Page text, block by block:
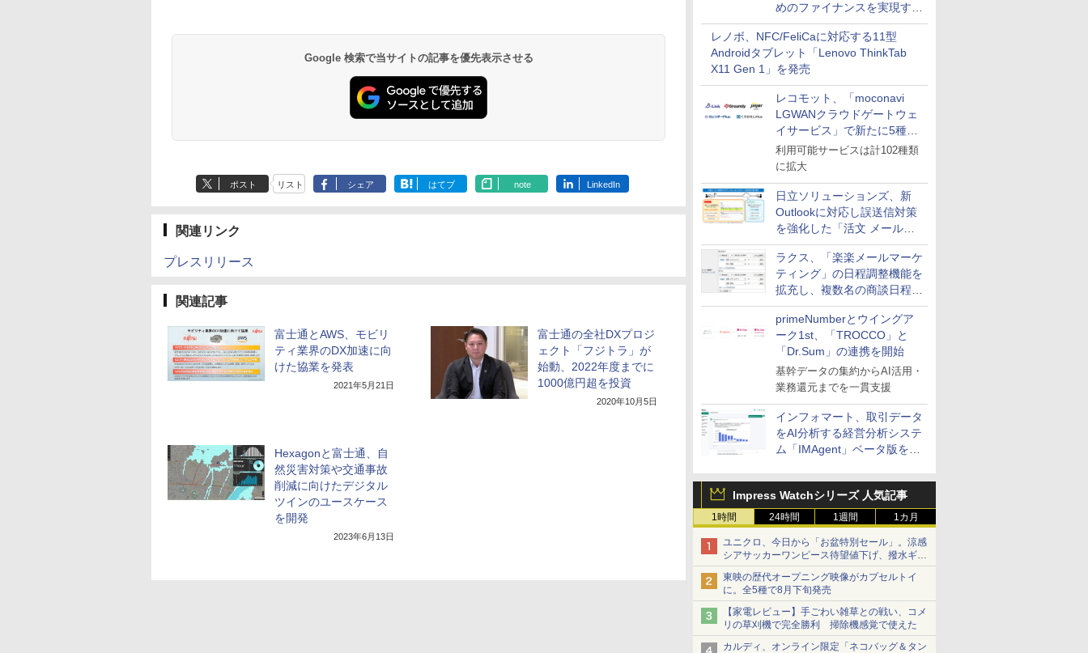
めのファイナンスを実現する
業務設計とマインドセット変
革
レノボ、NFC/FeliCaに対応する11型
Androidタブレット「Lenovo ThinkTab
X11 Gen 1」を発売
レコモット、「moconavi
LGWANクラウドゲートウェ
イサービス」で新たに5種類
のサービスと連携開始
利用可能サービスは計102種類
に拡大
日立ソリューションズ、新
Outlookに対応し誤送信対策
を強化した「活文 メール誤
送信防止アドインサービス」
を提供
ラクス、「楽楽メールマーケ
ティング」の日程調整機能を
拡充し、複数名の商談日程調
整を効率化
primeNumberとウイングア
ーク1st、「TROCCO」と
「Dr.Sum」の連携を開始
基幹データの集約からAI活用・
業務還元までを一貫支援
インフォマート、取引データ
をAI分析する経営分析システ
ム「IMAgent」ベータ版を提
Impress Watchシリーズ 人気記事
1時間 24時間 1週間 1カ月
ユニクロ、今日から「お盆特別セール」。涼感
シアサッカーワンピース待望値下げ、撥水ギア
ショーツは1990円に
東映の歴代オープニング映像がカプセルトイ
に。全5種で8月下旬発売
【家電レビュー】手ごわい雑草との戦い、コメ
リの草刈機で完全勝利 掃除機感覚で使えた
カルディ、オンライン限定「ネコバッグ＆タン
Google 検索で当サイトの記事を優先表示させる
ポスト リスト シェア はてブ note LinkedIn
関連リンク
プレスリリース
関連記事
富士通とAWS、モビリ
ティ業界のDX加速に向
けた協業を発表
2021年5月21日
富士通の全社DXプロジ
ェクト「フジトラ」が
始動、2022年度までに
1000億円超を投資
2020年10月5日
Hexagonと富士通、自
然災害対策や交通事故
削減に向けたデジタル
ツインのユースケース
を開発
2023年6月13日